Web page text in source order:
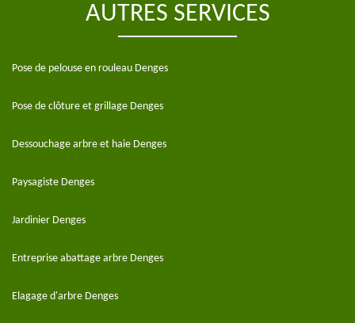
AUTRES SERVICES
Pose de pelouse en rouleau Denges
Pose de clôture et grillage Denges
Dessouchage arbre et haie Denges
Paysagiste Denges
Jardinier Denges
Entreprise abattage arbre Denges
Elagage d'arbre Denges